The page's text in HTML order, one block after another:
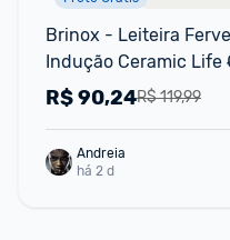
Brinox - Leiteira
Indução Ceramic Life
Plus - VanillaR$ 119,99
R$90,24
Andreia
há 2 d